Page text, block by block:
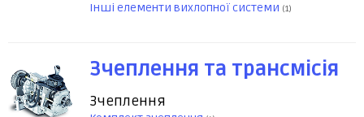
Інші елементи вихлопної системи (1)
Зчеплення та трансмісія
Зчеплення